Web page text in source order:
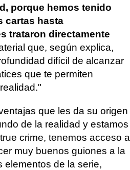
porque hemos tenido
cartas hasta
trataron directamente
que, según explica,
difícil de alcanzar
que te permiten
que les da su origen
de la realidad y estamos
crime, tenemos acceso a
muy buenos guiones a la
elementos de la serie,